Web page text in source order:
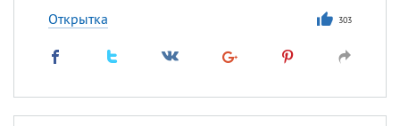
Открытка 303